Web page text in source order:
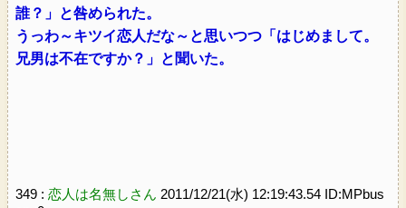
誰？」と咎められた。
うっわ～キツイ恋人だな～と思いつつ「はじめまして。
兄男は不在ですか？」と聞いた。
349 : 恋人は名無しさん 2011/12/21(水) 12:19:43.54 ID:MPbus